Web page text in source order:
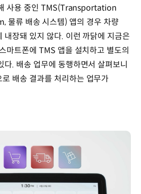
사용 중인 TMS(Transportation
류 배송 시스템) 앱의 경우 차량
내장돼 있지 않다. 이런 까닭에 지금은
마트폰에 TMS 앱을 설치하고 별도의
다. 배송 업무에 동행하면서 살펴보니
배송 결과를 처리하는 업무가